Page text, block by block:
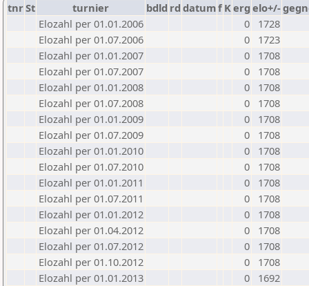
tnrSt turnier bdld rd datumf Kerg elo+/-
Elozahl per 01.01.2006
0
1728
Elozahl per 01.07.2006
0
1723
Elozahl per 01.01.2007
0
1708
Elozahl per 01.07.2007
0
1708
Elozahl per 01.01.2008
0
1708
Elozahl per 01.07.2008
0
1708
Elozahl per 01.01.2009
0
1708
Elozahl per 01.07.2009
0
1708
Elozahl per 01.01.2010
0
1708
Elozahl per 01.07.2010
0
1708
Elozahl per 01.01.2011
0
1708
Elozahl per 01.07.2011
0
1708
Elozahl per 01.01.2012
0
1708
Elozahl per 01.04.2012
0
1708
Elozahl per 01.07.2012
0
1708
Elozahl per 01.10.2012
0
1708
Elozahl per 01.01.2013
0
1692